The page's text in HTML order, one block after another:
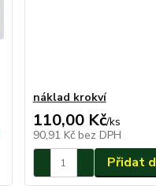
náklad krokví
110,00 Kč/ks
90,91 Kč bez DPH
Přidat